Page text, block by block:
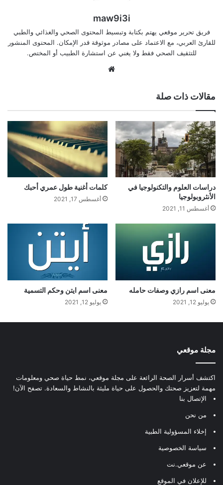
maw9i3i
فريق تحرير موقعي يهتم بكتابة وتبسيط المحتوى الصحي والغذائي والطبي
للقارئ العربي، مع الاعتماد على مصادر موثوقة قدر الإمكان. المحتوى المنشور
للتثقيف الصحي فقط ولا يغني عن استشارة الطبيب أو المختص.
مقالات ذات صلة
دراسات العلوم والتكنولوجيا في
الأنثروبولوجيا
أغسطس 11, 2021
كلمات أغنية طول عمري أحبك
أغسطس 17, 2021
معنى اسم رازي وصفات حامله
يوليو 12, 2021
معنى اسم ايتن وحكم التسمية
يوليو 12, 2021
مجلة موقعي
اكتشف أسرار الصحة الرائعة على مجلة موقعي، نمط حياة صحي ومعلومات
مهمة لتعزيز صحتك والحصول على حياة مليئة بالنشاط والسعادة. تصفح الآن!
الإتصال بنا
من نحن
إخلاء المسؤولية الطبية
سياسة الخصوصية
عن موقعي.نت
للإعلان في الموقع